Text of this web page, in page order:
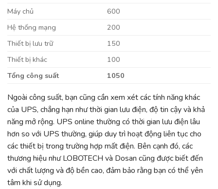
Máy chủ
600
Hệ thống mạng
200
Thiết bị lưu trữ
150
Thiết bị khác
100
Tổng công suất
1050
Ngoài công suất, bạn cũng cần xem xét các tính năng khác
của UPS, chẳng hạn như thời gian lưu điện, độ tin cậy và khả
năng mở rộng. UPS online thường có thời gian lưu điện lâu
hơn so với UPS thường, giúp duy trì hoạt động liên tục cho
các thiết bị trong trường hợp mất điện. Bên cạnh đó, các
thương hiệu như LOBOTECH và Dosan cũng được biết đến
với chất lượng và độ bền cao, đảm bảo rằng bạn có thể yên
tâm khi sử dụng.